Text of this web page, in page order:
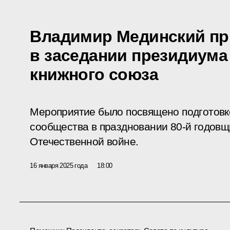
Владимир Мединский
в заседании
книжного союза
Мероприятие было посвящено
сообщества в праздновании 80-й
Отечественной войне.
16 января 2025 года 18:00